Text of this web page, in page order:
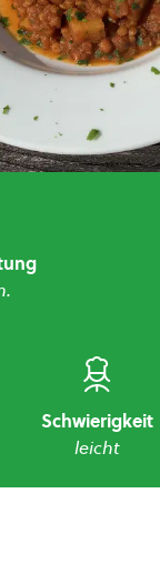
Schwierigkeit
leicht